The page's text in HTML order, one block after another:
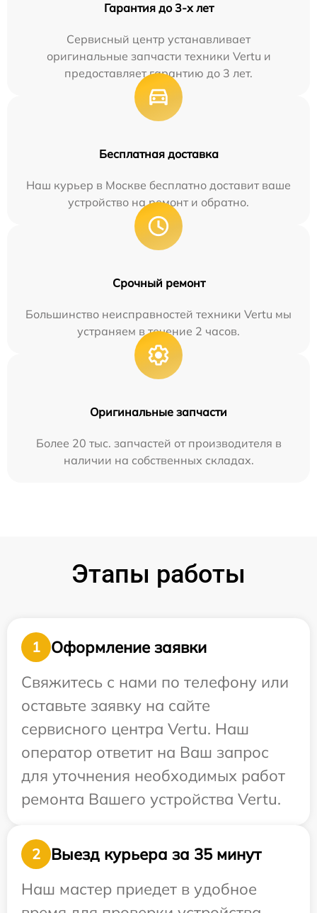
Гарантия до 3-х лет
Сервисный центр устанавливает
оригинальные запчасти техники Vertu и
предоставляет гарантию до 3 лет.
Бесплатная доставка
Наш курьер в Москве бесплатно доставит ваше
устройство на ремонт и обратно.
Срочный ремонт
Большинство неисправностей техники Vertu мы
устраняем в течение 2 часов.
Оригинальные запчасти
Более 20 тыс. запчастей от производителя в
наличии на собственных складах.
Этапы работы
1
Оформление заявки
Свяжитесь с нами по телефону или
оставьте заявку на сайте
сервисного центра Vertu. Наш
оператор ответит на Ваш запрос
для уточнения необходимых работ
ремонта Вашего устройства Vertu.
2
Выезд курьера за 35 минут
Наш мастер приедет в удобное